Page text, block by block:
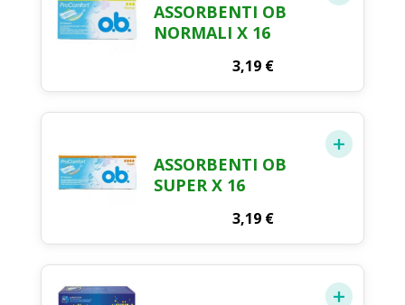
ASSORBENTI OB
NORMALI X 16
3,19 €
ASSORBENTI OB
SUPER X 16
3,19 €